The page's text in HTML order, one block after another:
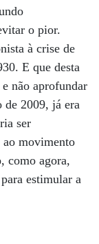
o pior.
à crise de
E que desta
não aprofundar
de 2009, já era
ser
movimento
como agora,
estimular a